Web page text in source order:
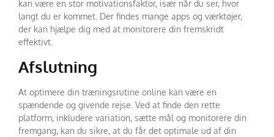
kan være en stor motivationsfaktor, især når du ser, hvor
langt du er kommet. Der findes mange apps og værktøjer,
der kan hjælpe dig med at monitorere din fremskridt
effektivt.
Afslutning
At optimere din træningsrutine online kan være en
spændende og givende rejse. Ved at finde den rette
platform, inkludere variation, sætte mål og monitorere din
fremgang, kan du sikre, at du får det optimale ud af din